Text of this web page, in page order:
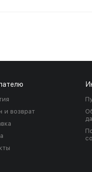
и возврат